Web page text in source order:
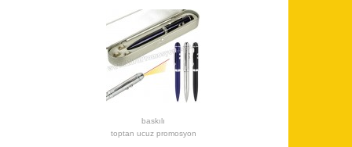
baskılı
toptan ucuz promosyon